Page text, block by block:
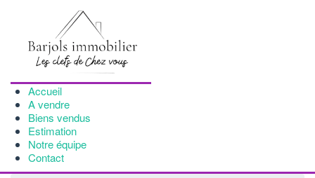
Accueil
A vendre
Biens vendus
Estimation
Notre équipe
Contact